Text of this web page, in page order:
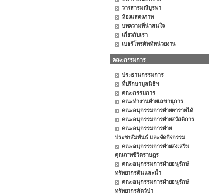
วารสารมณีบูรพา
ห้องแสดงภาพ
บทความที่น่าสนใจ
เกี่ยวกับเรา
เบอร์โทรศัพท์หน่วยงาน
คณะกรรมการ
ประธานกรรมการ
ที่ปรึกษามูลนิธิฯ
คณะกรรมการ
คณะทำงานฝ่ายเลขานุการ
คณะอนุกรรมการฝ่ายหารายได้
คณะอนุกรรมการฝ่ายสวัสดิการ
คณะอนุกรรมการฝ่าย
ประชาสัมพันธ์ และจัดกิจกรรม
คณะอนุกรรมการฝ่ายส่งเสริม
คุณภาพชีวิตราษฎร
คณะอนุกรรมการฝ่ายอนุรักษ์
ทรัพยากรดินและน้ำ
คณะอนุกรรมการฝ่ายอนุรักษ์
ทรัพยากรสัตว์ป่า